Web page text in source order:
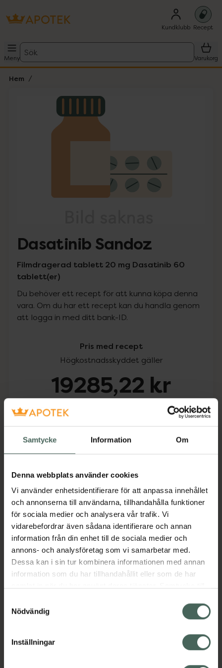
Samtycke Information Om
Denna webbplats använder cookies
Vi använder enhetsidentifierare för att anpassa innehållet
och annonserna till användarna, tillhandahålla funktioner
för sociala medier och analysera vår trafik. Vi
vidarebefordrar även sådana identifierare och annan
information från din enhet till de sociala medier och
annons- och analysföretag som vi samarbetar med.
Dessa kan i sin tur kombinera informationen med annan
information som du har tillhandahållit eller som de har
återkalla ditt samtycke via webbplatsens
cookieinställningar. Ett återkallat samtycke påverkar inte
lagligheten av behandling som skett innan återkallelsen.
Nödvändig
Inställningar
Kundklubb Recept
Meny
Sök
Varukorg
Hem
Lista: . Innehåller 1 objekt.
Dasatinib Sandoz
Filmdragerad tablett 20 mg Dasatinib 60
tablett(er)
Du behöver ett recept för att kunna köpa denna
vara. Om du har ett recept kan du handla genom
att logga in med ditt bank-ID.
Pris med recept
Högkostnadsskyddet gäller
19285,22 kr
Köp via ditt recept
Beskrivning Dölj
Läs alltid bipacksedeln innan
användning.
EAN:07613421026387
Visa